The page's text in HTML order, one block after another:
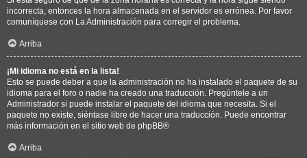
incorrecta, entonces la hora almacenada en el servidor es errónea. Por favor
comuníquese con La Administración para corregir el problema.
Arriba
¡Mi idioma no está en la lista!
Esto se puede deber a que la administración no ha instalado el paquete de su
idioma para el foro o nadie ha creado una traducción. Pregúntele a un
Administrador si puede instalar el paquete del idioma que necesita. Si el
paquete no existe, siéntase libre de hacer una traducción. Puede encontrar
más información en el sitio web de phpBB®
Arriba